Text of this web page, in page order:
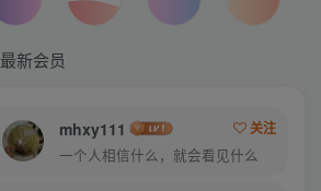
最新会员
mhxy111
关注
一个人相信什么，就会看见什么